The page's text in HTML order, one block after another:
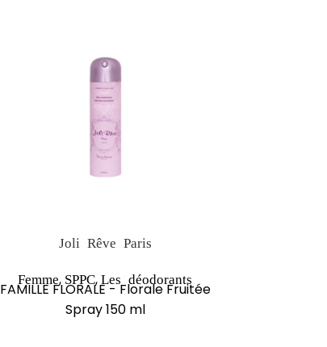
Joli Rêve Paris
Femme, SPPC,Les déodorants
FAMILLE FLORALE - Florale Fruitée
Spray 150 ml